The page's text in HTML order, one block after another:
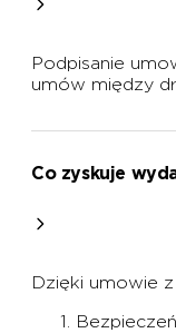
Podpisanie
umów między
Co zyskuje
Dzięki umowie